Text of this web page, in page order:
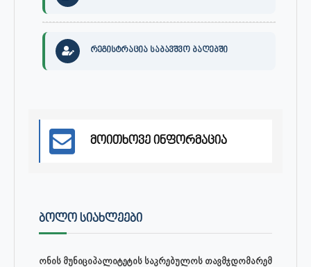
რეგისტრაცია საბავშვო ბაღებში
მოითხოვე ინფორმაცია
ᲑᲝᲚᲝ ᲡᲘᲐᲮᲚᲔᲔᲑᲘ
ონის მუნიციპალიტეტის საკრებულოს თავმჯდომარემ